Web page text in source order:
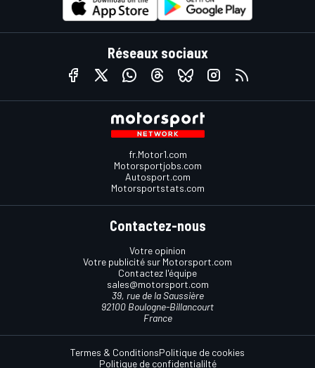
Réseaux sociaux
fr.Motor1.com
Motorsportjobs.com
Autosport.com
Motorsportstats.com
Contactez-nous
Votre opinion
Votre publicité sur Motorsport.com
Contactez l'équipe
sales@motorsport.com
39, rue de la Saussière
92100 Boulogne-Billancourt
France
Termes & ConditionsPolitique de cookies
Politique de confidentialilté